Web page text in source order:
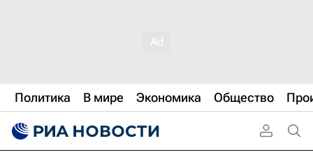
Политика В мире Экономика Общество